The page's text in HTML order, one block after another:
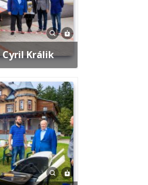
Cyril Králik